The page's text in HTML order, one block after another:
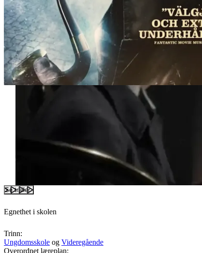
Se trailer
Egnethet i skolen
Trinn:
Ungdomsskole og Videregående
Overordnet læreplan: